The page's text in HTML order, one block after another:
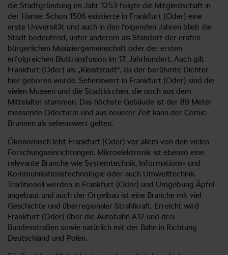
die Stadtgründung im Jahr 1253 folgte die Mitgliedschaft in
der Hanse. Schon 1506 existierte in Frankfurt (Oder) eine
erste Universität und auch in den folgenden Jahren blieb die
Stadt bedeutend, unter anderem als Standort der ersten
bürgerlichen Musiziergemeinschaft oder der ersten
erfolgreichen Bluttransfusion im 17. Jahrhundert. Auch gilt
Frankfurt (Oder) als „Kleiststadt“, da der berühmte Dichter
hier geboren wurde. Sehenswert in Frankfurt (Oder) sind die
vielen Museen und die Stadtkirchen, die noch aus dem
Mittelalter stammen. Das höchste Gebäude ist der 89 Meter
messende Oderturm und aus neuerer Zeit kann der Comic-
Brunnen als sehenswert gelten.
Ökonomisch lebt Frankfurt (Oder) vor allem von den vielen
Forschungseinrichtungen. Mikroelektronik ist ebenso eine
relevante Branche wie Systemtechnik, Informations- und
Kommunikationstechnologie oder auch Umwelttechnik.
Traditionell werden in Frankfurt (Oder) und Umgebung Äpfel
angebaut und auch der Orgelbau ist eine Branche mit viel
Geschichte und überregionaler Strahlkraft. Erreicht wird
Frankfurt (Oder) über die Autobahn A12 und drei
Bundesstraßen sowie natürlich mit der Bahn in Richtung
Deutschland und Polen.